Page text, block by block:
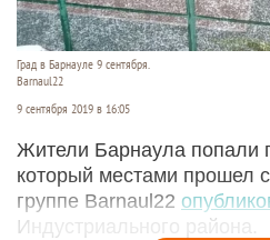
Град в Барнауле 9 сентября.
Barnaul22
9 сентября 2019 в 16:05
Жители Барнаула попали
который местами прошел
группе Barnaul22
Индустриального района.